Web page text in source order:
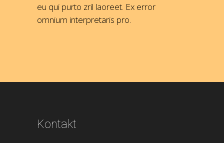
eu qui purto zril laoreet. Ex error
omnium interpretaris pro.
Kontakt